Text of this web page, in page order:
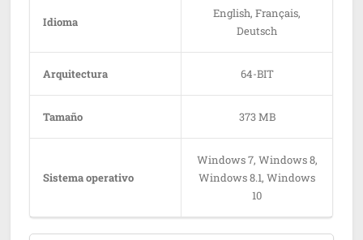
Idioma
English, Français,
Deutsch
Arquitectura 64-BIT
Tamaño 373 MB
Sistema operativo
Windows 7, Windows 8,
Windows 8.1, Windows
10